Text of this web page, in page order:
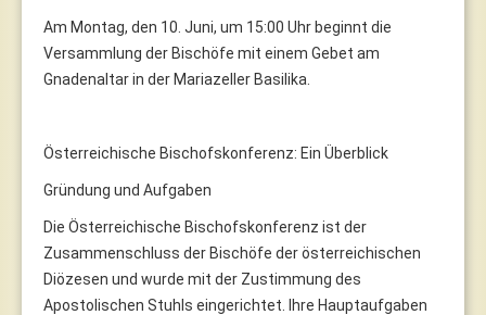
Am Montag, den 10. Juni, um 15:00 Uhr beginnt die
Versammlung der Bischöfe mit einem Gebet am
Gnadenaltar in der Mariazeller Basilika.
Österreichische Bischofskonferenz: Ein Überblick
Gründung und Aufgaben
Die Österreichische Bischofskonferenz ist der
Zusammenschluss der Bischöfe der österreichischen
Diözesen und wurde mit der Zustimmung des
Apostolischen Stuhls eingerichtet. Ihre Hauptaufgaben